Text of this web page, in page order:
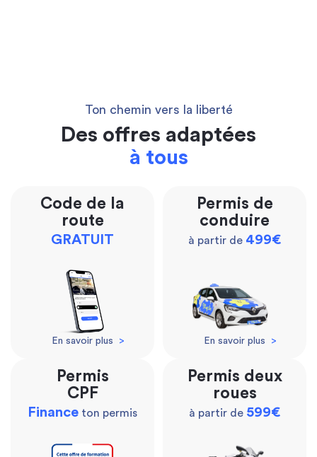
Ton chemin vers la liberté
Des offres adaptées
à tous
Code de la
route
GRATUIT
En savoir plus >
Permis de
conduire
à partir de 499€
En savoir plus >
Permis
CPF
Finance ton permis
Permis deux
roues
à partir de 599€